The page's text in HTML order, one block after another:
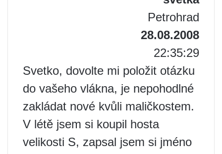
Petrohrad
28.08.2008
22:35:29
Svetko, dovolte mi položit otázku
do vašeho vlákna, je nepohodlné
zakládat nové kvůli maličkostem.
V létě jsem si koupil hosta
velikosti S, zapsal jsem si jméno